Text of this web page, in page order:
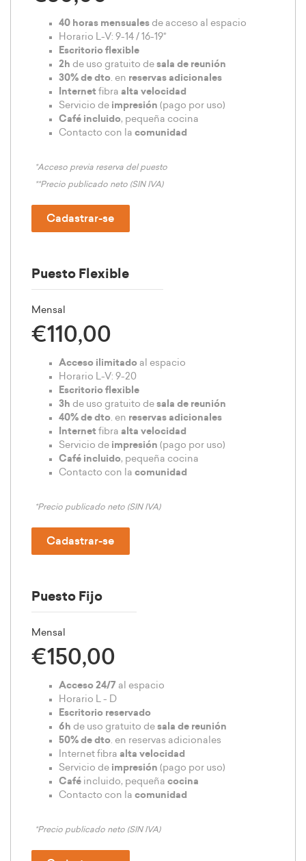
40 horas mensuales de acceso al espacio
Horario L-V: 9-14 / 16-19*
Escritorio flexible
2h de uso gratuito de sala de reunión
30% de dto. en reservas adicionales
Internet fibra alta velocidad
Servicio de impresión (pago por uso)
Café incluido, pequeña cocina
Contacto con la comunidad
*Acceso previa reserva del puesto
**Precio publicado neto (SIN IVA)
Cadastrar-se
Puesto Flexible
Mensal
€110,00
Acceso ilimitado al espacio
Horario L-V: 9-20
Escritorio flexible
3h de uso gratuito de sala de reunión
40% de dto. en reservas adicionales
Internet fibra alta velocidad
Servicio de impresión (pago por uso)
Café incluido, pequeña cocina
Contacto con la comunidad
*Precio publicado neto (SIN IVA)
Cadastrar-se
Puesto Fijo
Mensal
€150,00
Acceso 24/7 al espacio
Horario L - D
Escritorio reservado
6h de uso gratuito de sala de reunión
50% de dto. en reservas adicionales
Internet fibra alta velocidad
Servicio de impresión (pago por uso)
Café incluido, pequeña cocina
Contacto con la comunidad
*Precio publicado neto (SIN IVA)